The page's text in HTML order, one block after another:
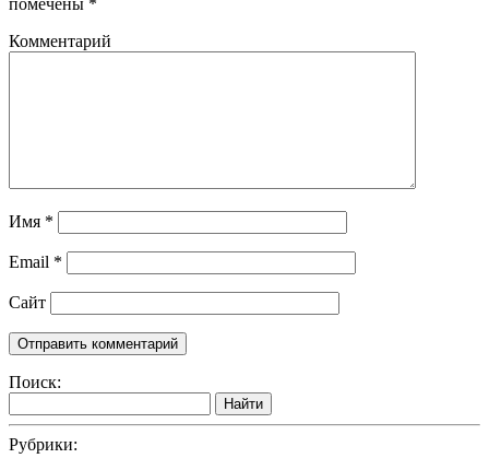
Комментарий
Имя *
Email *
Сайт
Поиск:
Найти
Рубрики: